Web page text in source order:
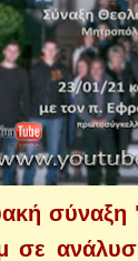
σε